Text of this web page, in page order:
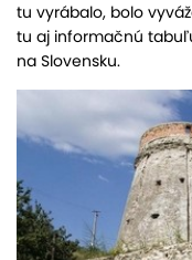
tu vyrábalo, bolo
tu aj informačnú
na Slovensku.